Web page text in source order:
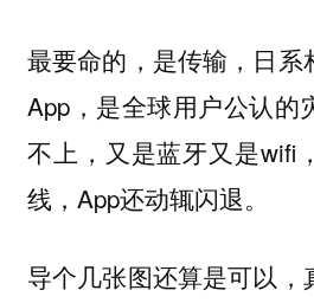
最要命的，是传输，日系
App，是全球用户公认的
不上，又是蓝牙又是wifi
线，App还动辄闪退。
导个几张图还算是可以